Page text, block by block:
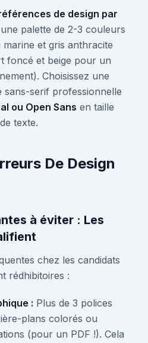
de design par
palette de 2-3 couleurs
et gris anthracite
foncé et beige pour un
Choisissez une
sans-serif professionnelle
ou Open Sans en taille
texte.
De Design
à éviter : Les
chez les candidats
rédhibitoires :
: Plus de 3 polices
plans colorés ou
(pour un PDF !). Cela